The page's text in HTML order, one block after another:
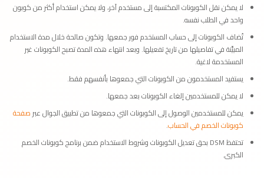
لا يمكن نقل الكوبونات المكتسبة إلى مستخدم آخر، ولا يمكن استخدام أكثر من كوبون
واحد في الطلب نفسه.
تُضاف الكوبونات إلى حساب المستخدم فور جمعها. وتكون صالحة خلال مدة الاستخدام
المبيَّنة في تفاصيلها من تاريخ تفعيلها. وبعد انتهاء هذه المدة تصبح الكوبونات غير
المستخدمة لاغية.
يستفيد المستخدمون من الكوبونات التي جمعوها بأنفسهم فقط.
لا يمكن للمستخدمين إلغاء الكوبونات بعد جمعها.
يمكن للمستخدمين الوصول إلى الكوبونات التي جمعوها من تطبيق الجوال عبرصفحة
كوبونات الخصم في الحساب.
تحتفظ DSM بحق تعديل الكوبونات وشروط الاستخدام ضمن برنامج كوبونات الخصم
الكبرى.